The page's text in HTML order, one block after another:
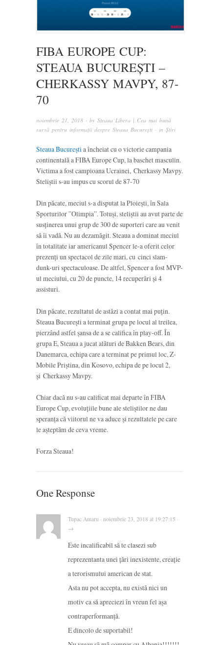
FIBA EUROPE CUP:
STEAUA BUCUREȘTI –
CHERKASSY MAVPY, 87-
70
noiembrie 21, 2018 · by Steaua Libera | Cea mai bună
sursă pentru informații despre Steaua București · in Știri
Steaua Bucureștia încheiat cu o victorie campania
continentală a FIBA Europe Cup, la baschet masculin.
Victima a fost campioana Ucrainei, Cherkassy Mavpy.
Steliștii s-au impus cu scorul de 87-70
Din păcate, meciul s-a disputat la Ploiești, în Sala
Sporturilor ”Olimpia”. Totuși, steliștii au avut parte de
susținerea unui grup de 300 de suporteri care au venit
să îi vadă. Nu au dezamăgit. Steaua a dominat meciul
în totalitate iar americanul Spencer le-a oferit celor
prezenți un spectacol de zile mari, cu cinci slam-
dunk-uri spectaculoase. De altfel, Spencer a fost MVP-
ul meciului, cu 20 de puncte, 14 recuperări și 4
assisturi.
Din păcate, rezultatul de astăzi a contat mai puțin.
Steaua București a terminat grupa pe locul al treilea,
pierzând astfel șansa de a se califica în play-off. În
grupa E, Steaua a jucat alături de Bakken Bears, din
Danemarca, echipa care a terminat pe primul loc, Z-
Mobile Priștina, din Kosovo, echipa de pe locul 2,
și Cherkassy Mavpy.
Chiar dacă nu s-au calificat mai departe în FIBA
Europe Cup, evoluțiile bune ale steliștilor ne dau
speranța că viitorul ne va aduce și rezultatele pe care
le așteptăm de ceva vreme.
Forza Steaua!
One Response
Tupac Amaru · noiembrie 23, 2018 at 19:27:15 ·
→
Este incalificabil să te clasezi sub
reprezentanta unei țări inexistente, creație
a terorismului american de stat.
Asta nu pot accepta, nu există nici un
motiv ca să apreciezi în vreun fel așa
contraperformanță.
E dincolo de suportabil!